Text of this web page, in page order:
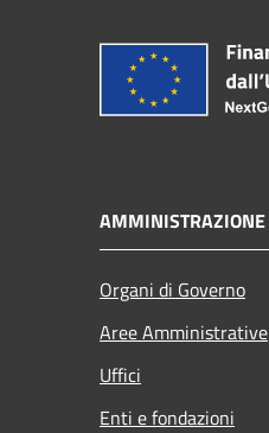
AMMINISTRAZIONE
Organi di Governo
Aree Amministrative
Uffici
Enti e fondazioni